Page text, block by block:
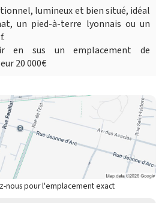
lumineux et bien situé, idéal
un pied-à-terre lyonnais ou un
en sus un emplacement de
20 000€
nous pour l'emplacement exact